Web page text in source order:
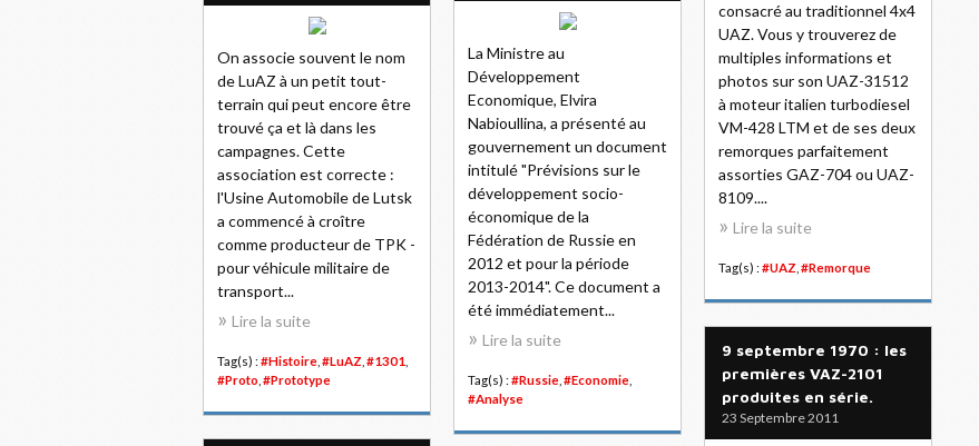
consacré au traditionnel 4x4
UAZ. Vous y trouverez de
multiples informations et
photos sur son UAZ-31512
à moteur italien turbodiesel
VM-428 LTM et de ses deux
remorques parfaitement
assorties GAZ-704 ou UAZ-
8109....
Lire la suite
Tag(s) : #UAZ #Remorque
La Ministre au
Développement
Economique, Elvira
Nabioullina, a présenté au
gouvernement un document
intitulé "Prévisions sur le
développement socio-
économique de la
Fédération de Russie en
2012 et pour la période
2013-2014". Ce document a
été immédiatement...
Lire la suite
Tag(s) : #Russie #Economie
#Analyse
On associe souvent le nom
de LuAZ à un petit tout-
terrain qui peut encore être
trouvé ça et là dans les
campagnes. Cette
association est correcte :
l'Usine Automobile de Lutsk
a commencé à croître
comme producteur de TPK -
pour véhicule militaire de
transport...
Lire la suite
Tag(s) : #Histoire #LuAZ #1301
#Proto #Prototype
9 septembre 1970 : les
premières VAZ-2101
produites en série.
23 Septembre 2011